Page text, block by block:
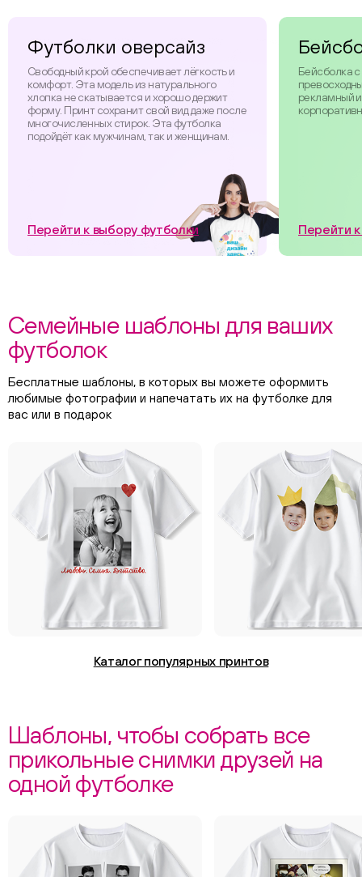
Футболки оверсайз
Свободный крой обеспечивает лёгкость и
комфорт. Эта модель из натурального
хлопка не скатывается и хорошо держит
форму. Принт сохранит свой вид даже после
многочисленных стирок. Эта футболка
подойдёт как мужчинам, так и женщинам.
Перейти к выбору футболки
Бейсболка
рекламный
Перейти
Семейные шаблоны для ваших
футболок
Бесплатные шаблоны, в которых вы можете оформить
любимые фотографии и напечатать их на футболке для
вас или в подарок
Каталог популярных принтов
Шаблоны, чтобы собрать все
прикольные снимки друзей на
одной футболке